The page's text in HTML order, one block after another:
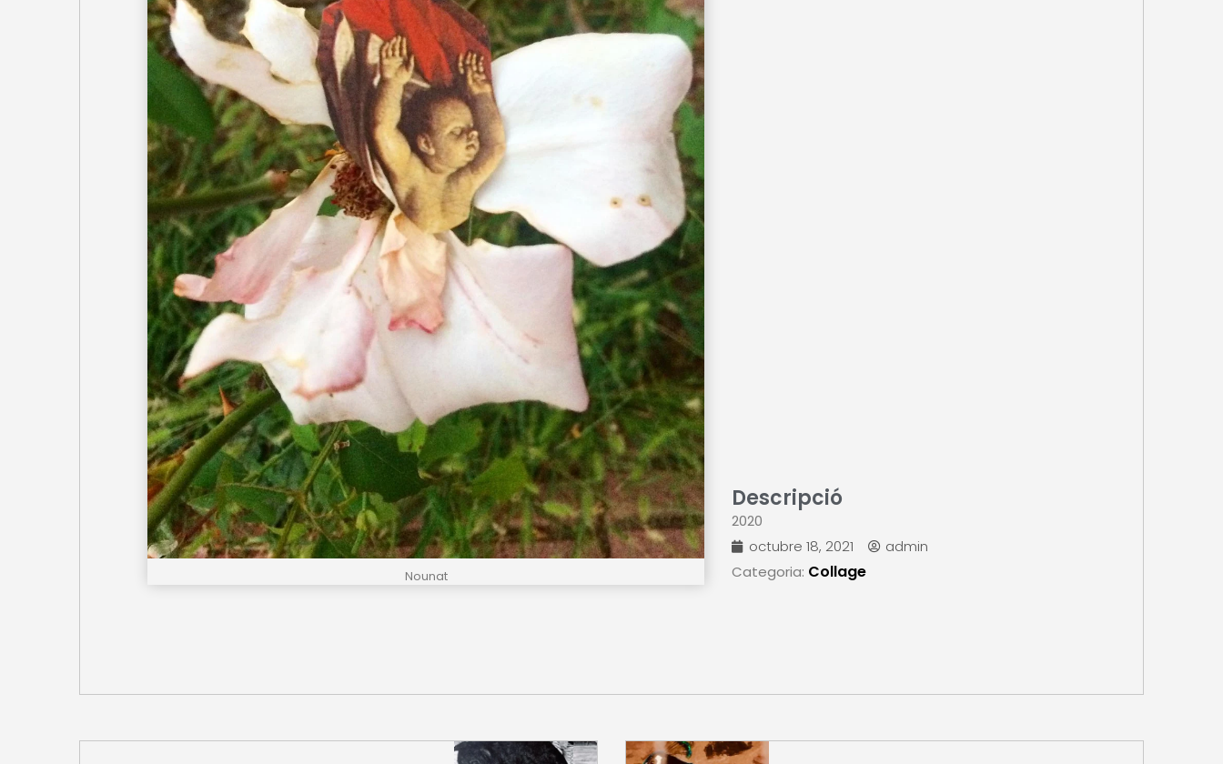
Nounat
Descripció
2020
octubre 18, 2021
admin
Categoria: Collage